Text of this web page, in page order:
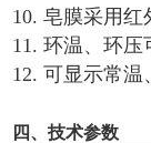
10. 皂膜采用红
11. 环温、环压
12. 可显示常温
四、技术参数